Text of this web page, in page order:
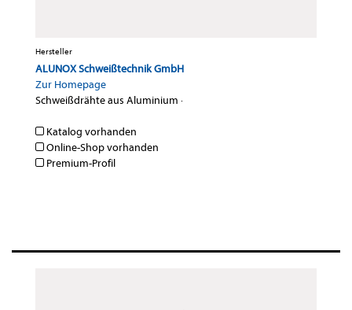
Hersteller
ALUNOX Schweißtechnik GmbH
Zur Homepage
Schweißdrähte aus Aluminium ·
Katalog vorhanden
Online-Shop vorhanden
Premium-Profil